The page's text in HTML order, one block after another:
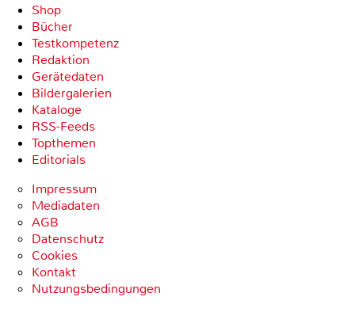
Shop
Bücher
Testkompetenz
Redaktion
Gerätedaten
Bildergalerien
Kataloge
RSS-Feeds
Topthemen
Editorials
Impressum
Mediadaten
AGB
Datenschutz
Cookies
Kontakt
Nutzungsbedingungen